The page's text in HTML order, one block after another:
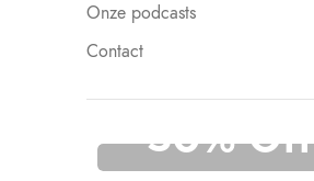
Onze podcasts
Contact
50% Off